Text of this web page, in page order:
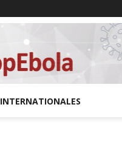
INTERNATIONALES